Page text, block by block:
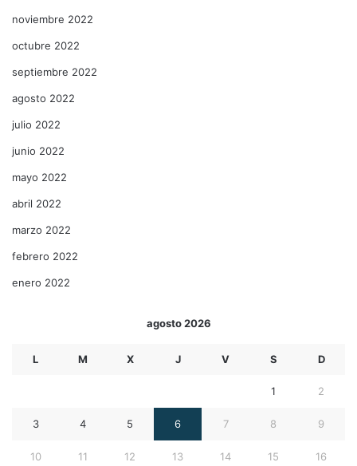
noviembre 2022
octubre 2022
septiembre 2022
agosto 2022
julio 2022
junio 2022
mayo 2022
abril 2022
marzo 2022
febrero 2022
enero 2022
agosto 2026
L M X J V S D
1 2
3 4 5 6 7 8 9
10 11 12 13 14 15 16